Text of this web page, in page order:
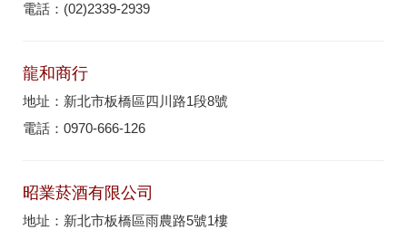
電話：(02)2339-2939
龍和商行
地址：新北市板橋區四川路1段8號
電話：0970-666-126
昭業菸酒有限公司
地址：新北市板橋區雨農路5號1樓